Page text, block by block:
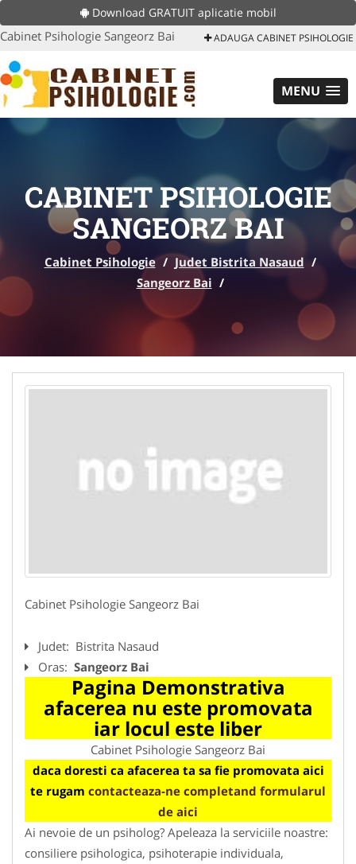
Download GRATUIT aplicatie mobil
Cabinet Psihologie Sangeorz Bai ADAUGA CABINET PSIHOLOGIE
MENU
CABINET PSIHOLOGIE
SANGEORZ BAI
Cabinet Psihologie / Judet Bistrita Nasaud /
Sangeorz Bai /
Cabinet Psihologie Sangeorz Bai
Judet: Bistrita Nasaud
Oras: Sangeorz Bai
Pagina Demonstrativa
afacerea nu este promovata
iar locul este liber
Cabinet Psihologie Sangeorz Bai
daca doresti ca afacerea ta sa fie promovata aici
te rugam contacteaza-ne completand formularul
de aici
Ai nevoie de un psiholog? Apeleaza la serviciile noastre:
consiliere psihologica, psihoterapie individuala,